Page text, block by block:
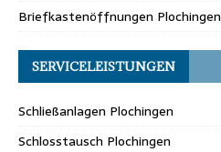
Briefkastenöffnungen Plochingen
SERVICELEISTUNGEN
Schließanlagen Plochingen
Schlosstausch Plochingen